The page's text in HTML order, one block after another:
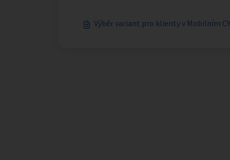
Výběr variant pro klienty v Mobilním